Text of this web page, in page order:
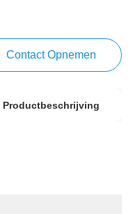
Contact Opnemen
Productbeschrijving